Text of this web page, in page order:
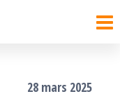
28 mars 2025